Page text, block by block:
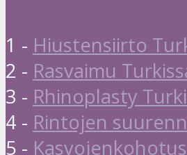
1 - Hiustensiirto
2 - Rasvaimu
3 - Rhinoplasty
4 - Rintojen
5 -